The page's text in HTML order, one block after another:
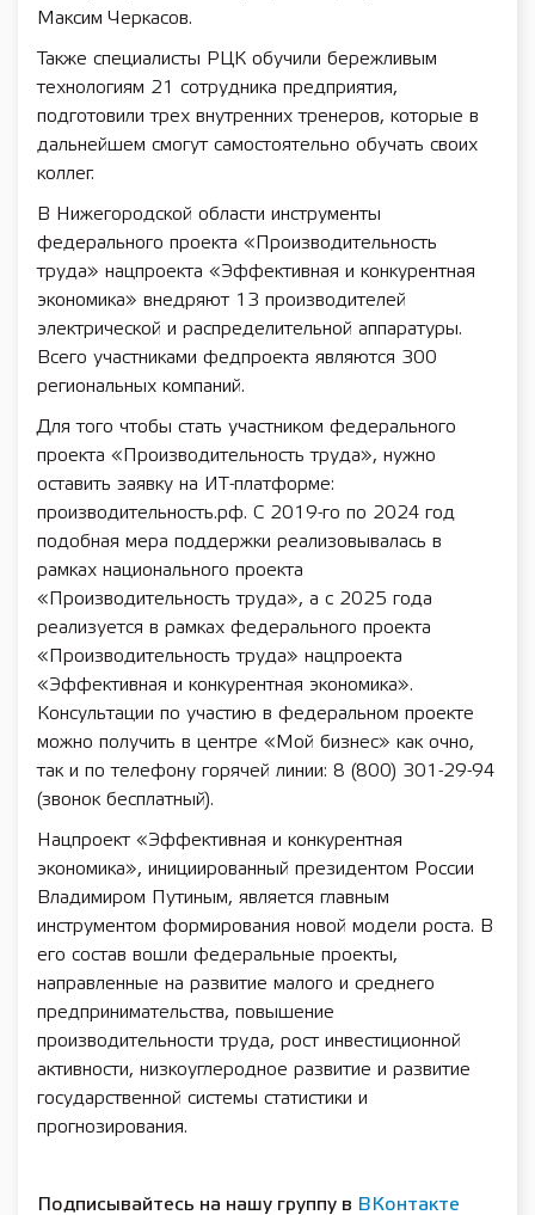
Максим Черкасов.
Также специалисты РЦК обучили бережливым
технологиям 21 сотрудника предприятия,
подготовили трех внутренних тренеров, которые в
дальнейшем смогут самостоятельно обучать своих
коллег.
В Нижегородской области инструменты
федерального проекта «Производительность
труда» нацпроекта «Эффективная и конкурентная
экономика» внедряют 13 производителей
электрической и распределительной аппаратуры.
Всего участниками федпроекта являются 300
региональных компаний.
Для того чтобы стать участником федерального
проекта «Производительность труда», нужно
оставить заявку на ИТ-платформе:
производительность.рф. С 2019-го по 2024 год
подобная мера поддержки реализовывалась в
рамках национального проекта
«Производительность труда», а с 2025 года
реализуется в рамках федерального проекта
«Производительность труда» нацпроекта
«Эффективная и конкурентная экономика».
Консультации по участию в федеральном проекте
можно получить в центре «Мой бизнес» как очно,
так и по телефону горячей линии: 8 (800) 301-29-94
(звонок бесплатный).
Нацпроект «Эффективная и конкурентная
экономика», инициированный президентом России
Владимиром Путиным, является главным
инструментом формирования новой модели роста. В
его состав вошли федеральные проекты,
направленные на развитие малого и среднего
предпринимательства, повышение
производительности труда, рост инвестиционной
активности, низкоуглеродное развитие и развитие
государственной системы статистики и
прогнозирования.
Подписывайтесь на нашу группу в ВКонтакте